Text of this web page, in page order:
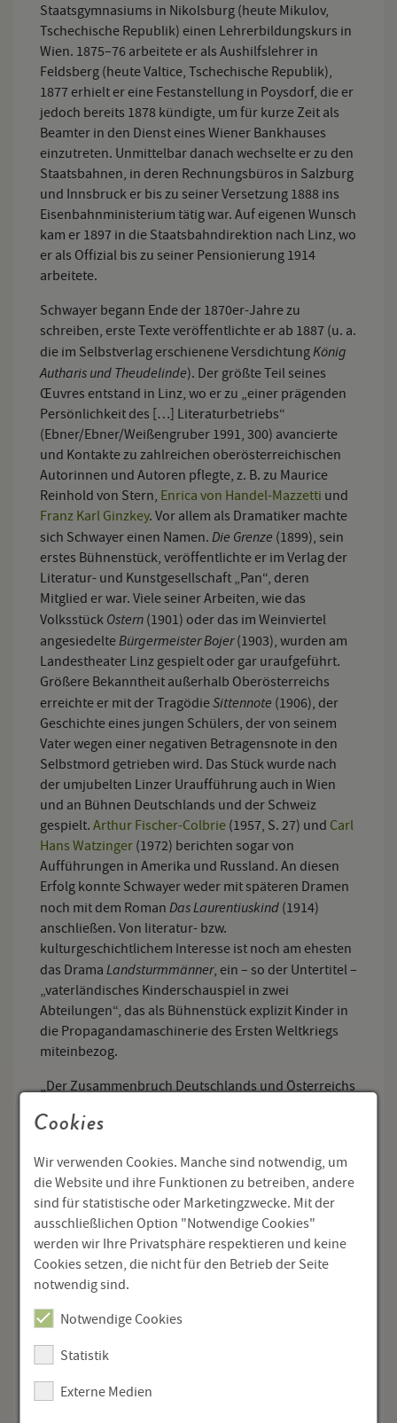
Staatsgymnasiums in Nikolsburg (heute Mikulov,
Tschechische Republik) einen Lehrerbildungskurs in
Wien. 1875–76 arbeitete er als Aushilfslehrer in
Feldsberg (heute Valtice, Tschechische Republik),
1877 erhielt er eine Festanstellung in Poysdorf, die er
jedoch bereits 1878 kündigte, um für kurze Zeit als
Beamter in den Dienst eines Wiener Bankhauses
einzutreten. Unmittelbar danach wechselte er zu den
Staatsbahnen, in deren Rechnungsbüros in Salzburg
und Innsbruck er bis zu seiner Versetzung 1888 ins
Eisenbahnministerium tätig war. Auf eigenen Wunsch
kam er 1897 in die Staatsbahndirektion nach Linz, wo
er als Offizial bis zu seiner Pensionierung 1914
arbeitete.
Schwayer begann Ende der 1870er-Jahre zu
schreiben, erste Texte veröffentlichte er ab 1887 (u. a.
die im Selbstverlag erschienene VersdichtungKönig
Autharis und Theudelinde). Der größte Teil seines
Œuvres entstand in Linz, wo er zu „einer prägenden
Persönlichkeit des […] Literaturbetriebs“
(Ebner/Ebner/Weißengruber 1991, 300) avancierte
und Kontakte zu zahlreichen oberösterreichischen
Autorinnen und Autoren pflegte, z. B. zu Maurice
Reinhold von Stern, Enrica von Handel-Mazzetti und
Franz Karl Ginzkey. Vor allem als Dramatiker machte
sich Schwayer einen Namen. Die Grenze (1899), sein
erstes Bühnenstück, veröffentlichte er im Verlag der
Literatur- und Kunstgesellschaft „Pan“, deren
Mitglied er war. Viele seiner Arbeiten, wie das
Volksstück Ostern (1901) oder das im Weinviertel
angesiedelteBürgermeister Bojer(1903), wurden am
Landestheater Linz gespielt oder gar uraufgeführt.
Größere Bekanntheit außerhalb Oberösterreichs
erreichte er mit der TragödieSittennote (1906), der
Geschichte eines jungen Schülers, der von seinem
Vater wegen einer negativen Betragensnote in den
Selbstmord getrieben wird. Das Stück wurde nach
der umjubelten Linzer Uraufführung auch in Wien
und an Bühnen Deutschlands und der Schweiz
gespielt. Arthur Fischer-Colbrie (1957, S. 27) und Carl
Hans Watzinger (1972) berichten sogar von
Aufführungen in Amerika und Russland. An diesen
Erfolg konnte Schwayer weder mit späteren Dramen
noch mit dem Roman Das Laurentiuskind (1914)
anschließen. Von literatur- bzw.
kulturgeschichtlichem Interesse ist noch am ehesten
das Drama Landsturmmänner, ein – so der Untertitel –
„vaterländisches Kinderschauspiel in zwei
Abteilungen“, das als Bühnenstück explizit Kinder in
die Propagandamaschinerie des Ersten Weltkriegs
miteinbezog.
„Der Zusammenbruch Deutschlands und Österreichs
„immer mehr“ aus der Öffentlichkeit „zurückzog“,
einem Brief von 1933 (OÖ. Biografisches
Archiv/Adalbert-Stifter-Institut). Von einer Operation,
der er sich 1921 unterziehen musste, erholte sich der
Autor nicht mehr vollständig, er starb am 16.5.1922 in
Linz. Die Schwayerstraße am Froschberg (Linz) und
die Adolf-Schwayer-Gasse in Poysdorf erinnern
heute an den in Vergessenheit geratenen Dichter,
dessen Nachlass im OÖ. Literaturarchiv im Adalbert-
Stifter-Institut aufbewahrt wird.
Georg Hofer
Cookies
Wir verwenden Cookies. Manche sind notwendig, um
die Website und ihre Funktionen zu betreiben, andere
sind für statistische oder Marketingzwecke. Mit der
ausschließlichen Option "Notwendige Cookies"
werden wir Ihre Privatsphäre respektieren und keine
Cookies setzen, die nicht für den Betrieb der Seite
notwendig sind.
Notwendige Cookies
Statistik
Externe Medien